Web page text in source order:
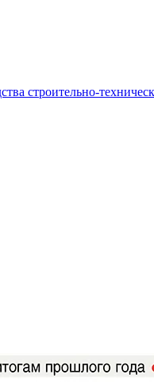
строительно-